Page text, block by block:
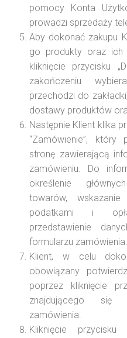
pomocy Konta
prowadzi sprzedaży
Aby dokonać zakupu
go produkty oraz ich
kliknięcie przycisku
zakończeniu
przechodzi do
dostawy produktów
Następnie Klient klika
“Zamówienie”, który
stronę zawierającą
zamówieniu. Do
określenie
towarów,
podatkami i
przedstawienie
formularzu zamówienia.
Klient, w celu
obowiązany
poprzez kliknięcie
znajdującego się
zamówienia.
Kliknięcie